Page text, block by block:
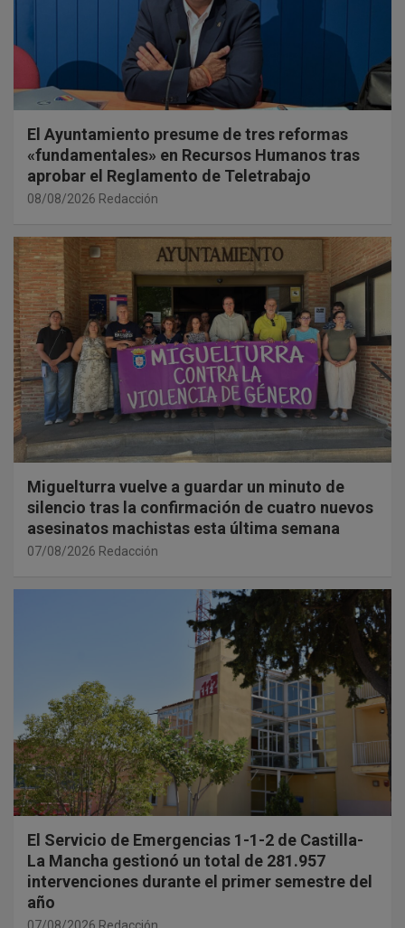
El Ayuntamiento presume de tres reformas
«fundamentales» en Recursos Humanos tras
aprobar el Reglamento de Teletrabajo
08/08/2026 Redacción
Miguelturra vuelve a guardar un minuto de
silencio tras la confirmación de cuatro nuevos
asesinatos machistas esta última semana
07/08/2026 Redacción
El Servicio de Emergencias 1-1-2 de Castilla-
La Mancha gestionó un total de 281.957
intervenciones durante el primer semestre del
año